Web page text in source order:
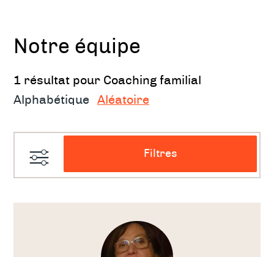
Notre équipe
1 résultat pour Coaching familial
Alphabétique
Aléatoire
Filtres
Voir